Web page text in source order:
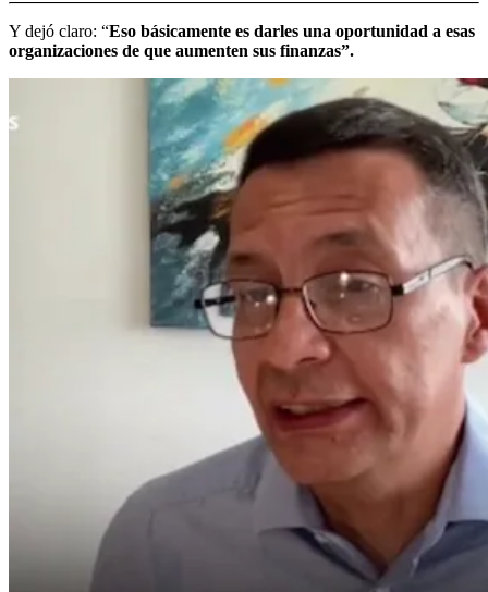
Y dejó claro: “Eso básicamente es darles una oportunidad a esas
organizaciones de que aumenten sus finanzas”.